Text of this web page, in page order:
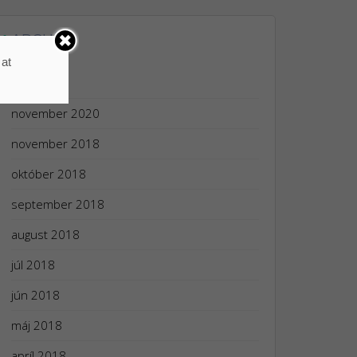
ARCHÍV
november 2020
november 2018
október 2018
september 2018
august 2018
júl 2018
jún 2018
máj 2018